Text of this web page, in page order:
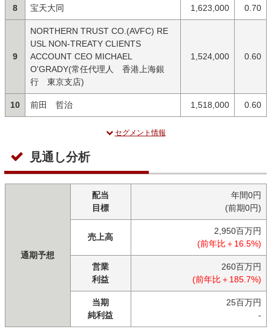
8 宝天大同 1,623,000 0.70
9
NORTHERN TRUST CO.(AVFC) RE
USL NON-TREATY CLIENTS
ACCOUNT CEO MICHAEL
O'GRADY(常任代理人 香港上海銀
行 東京支店)
1,524,000 0.60
10 前田 哲治 1,518,000 0.60
セグメント情報
見通し分析
通期予想
配当
目標
年間0円
(前期0円)
売上高
2,950百万円
(前年比＋16.5%)
営業
利益
260百万円
(前年比＋185.7%)
当期
純利益
25百万円
-